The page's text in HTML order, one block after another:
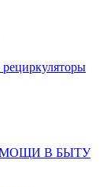
В БЫТУ